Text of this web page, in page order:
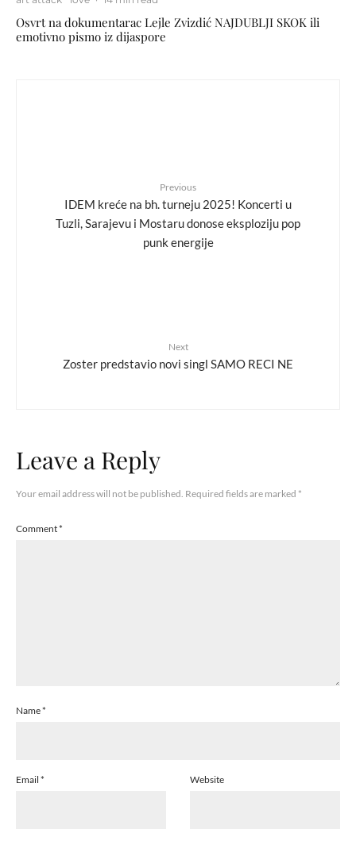
Osvrt na dokumentarac Lejle Zvizdić NAJDUBLJI SKOK ili
emotivno pismo iz dijaspore
Previous
IDEM kreće na bh. turneju 2025! Koncerti u
Tuzli, Sarajevu i Mostaru donose eksploziju pop
punk energije
Next
Zoster predstavio novi singl SAMO RECI NE
Leave a Reply
Your email address will not be published. Required fields are marked *
Comment*
Name*
Email * Website